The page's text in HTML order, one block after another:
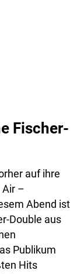
Fischer-
auf ihre
Air –
Abend ist
Double aus
Publikum
Hits